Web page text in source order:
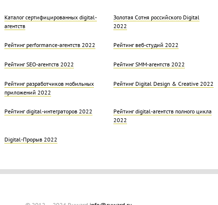
Каталог сертифицированных digital-
агентств
Золотая Cотня российского Digital
2022
Рейтинг performance-агентств 2022 Рейтинг веб-студий 2022
Рейтинг SEO-агентств 2022 Рейтинг SMM-агентств 2022
Рейтинг разработчиков мобильных
приложений 2022
Рейтинг Digital Design & Creative 2022
Рейтинг digital-интеграторов 2022
Рейтинг digital-агентств полного цикла
2022
Digital-Прорыв 2022